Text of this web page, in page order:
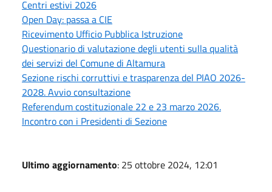
Centri estivi 2026
Open Day: passa a CIE
Ricevimento Ufficio Pubblica Istruzione
Questionario di valutazione degli utenti sulla qualità
dei servizi del Comune di Altamura
Sezione rischi corruttivi e trasparenza del PIAO 2026-
2028. Avvio consultazione
Referendum costituzionale 22 e 23 marzo 2026.
Incontro con i Presidenti di Sezione
Ultimo aggiornamento: 25 ottobre 2024, 12:01